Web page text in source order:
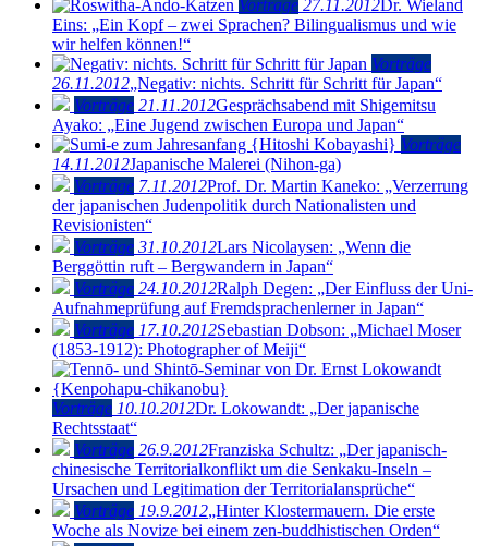
Vorträge 27.11.2012Dr. Wieland
Eins: „Ein Kopf – zwei Sprachen? Bilingualismus und wie
wir helfen können!“
Vorträge
26.11.2012„Negativ: nichts. Schritt für Schritt für Japan“
Vorträge 21.11.2012Gesprächsabend mit Shigemitsu
Ayako: „Eine Jugend zwischen Europa und Japan“
Vorträge
14.11.2012Japanische Malerei (Nihon-ga)
Vorträge 7.11.2012Prof. Dr. Martin Kaneko: „Verzerrung
der japanischen Judenpolitik durch Nationalisten und
Revisionisten“
Vorträge 31.10.2012Lars Nicolaysen: „Wenn die
Berggöttin ruft – Bergwandern in Japan“
Vorträge 24.10.2012Ralph Degen: „Der Einfluss der Uni-
Aufnahmeprüfung auf Fremdsprachenlerner in Japan“
Vorträge 17.10.2012Sebastian Dobson: „Michael Moser
(1853-1912): Photographer of Meiji“
Vorträge 10.10.2012Dr. Lokowandt: „Der japanische
Rechtsstaat“
Vorträge 26.9.2012Franziska Schultz: „Der japanisch-
chinesische Territorialkonflikt um die Senkaku-Inseln –
Ursachen und Legitimation der Territorialansprüche“
Vorträge 19.9.2012„Hinter Klostermauern. Die erste
Woche als Novize bei einem zen-buddhistischen Orden“